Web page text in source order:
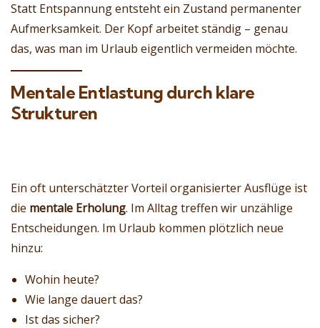
Statt Entspannung entsteht ein Zustand permanenter
Aufmerksamkeit. Der Kopf arbeitet ständig – genau
das, was man im Urlaub eigentlich vermeiden möchte.
Mentale Entlastung durch klare
Strukturen
Ein oft unterschätzter Vorteil organisierter Ausflüge ist
die mentale Erholung. Im Alltag treffen wir unzählige
Entscheidungen. Im Urlaub kommen plötzlich neue
hinzu:
Wohin heute?
Wie lange dauert das?
Ist das sicher?